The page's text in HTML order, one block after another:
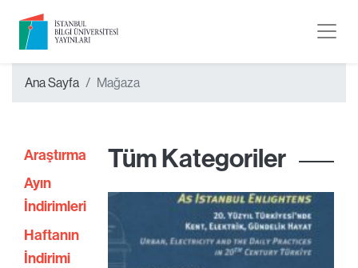
Ana Sayfa Mağaza
Araştırma
Ayın
İndirimleri
Haftanın
İndirimi
Tüm Kategoriler